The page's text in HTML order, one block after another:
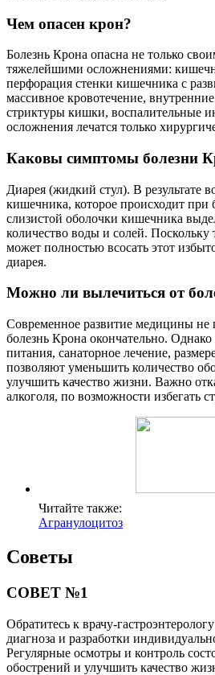
Чем опасен крон?
Болезнь Крона опасна не только
тяжелейшими осложнениями:
перфорация стенки кишечника с
массивное кровотечение,
стриктуры кишки, воспалительные
осложнения лечатся только
Каковы симптомы болезни
Диарея (жидкий стул). В результате
кишечника, которое происходит при
слизистой оболочки кишечника
количество воды и солей.
может полностью всосать этот
диарея.
Можно ли вылечиться от
Современное развитие медицины не
болезнь Крона окончательно.
питания, санаторное лечение,
позволяют уменьшить количество
улучшить качество жизни. Важно
алкоголя, по возможности избегать
Читайте также:
Агранулоцитоз
Советы
СОВЕТ №1
Обратитесь к врачу-
диагноза и разработки
Регулярные осмотры и контроль
обострений и улучшить качество